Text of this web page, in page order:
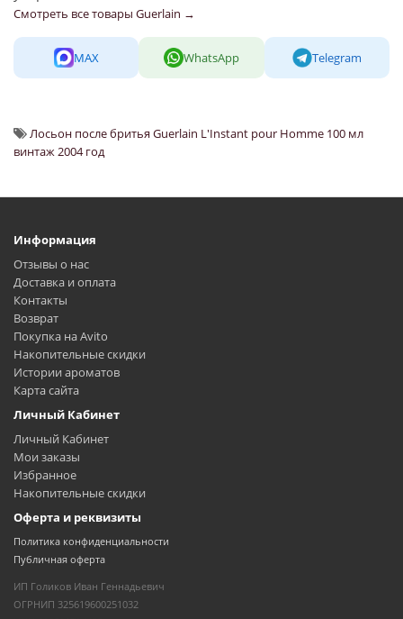
Смотреть все товары Guerlain →
MAX WhatsApp Telegram
Лосьон после бритья Guerlain L'Instant pour Homme 100 мл
винтаж 2004 год
Информация
Отзывы о нас
Доставка и оплата
Контакты
Возврат
Покупка на Avito
Накопительные скидки
Истории ароматов
Карта сайта
Личный Кабинет
Личный Кабинет
Мои заказы
Избранное
Накопительные скидки
Оферта и реквизиты
Политика конфиденциальности
Публичная оферта
ИП Голиков Иван Геннадьевич
ОГРНИП 325619600251032